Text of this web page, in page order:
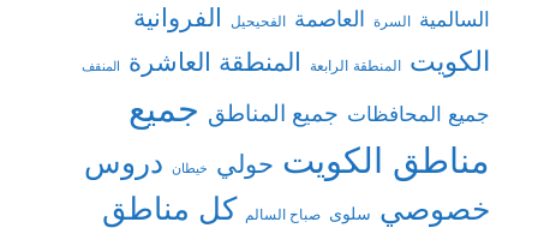
السالمية السرة العاصمة الفحيحيل الفروانية
الكويت المنطقة الرابعة المنطقة العاشرة المنقف
جميع المحافظات جميع المناطق جميع
مناطق الكويت حولي خيطان دروس
خصوصي سلوى صباح السالم كل مناطق